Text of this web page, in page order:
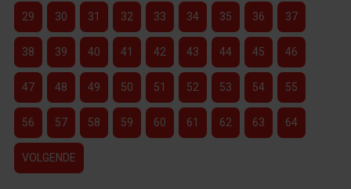
29 30 31 32 33 34 35 36 37
38 39 40 41 42 43 44 45 46
47 48 49 50 51 52 53 54 55
56 57 58 59 60 61 62 63 64
VOLGENDE